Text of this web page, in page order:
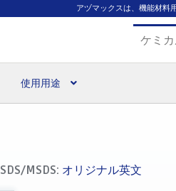
アヅマックスは、機能材料
ケミ
使用用途
SDS/MSDS: オリジナル英文